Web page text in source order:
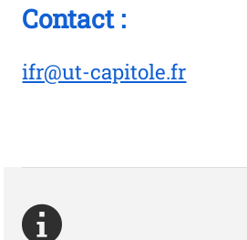
Contact :
ifr@ut-capitole.fr